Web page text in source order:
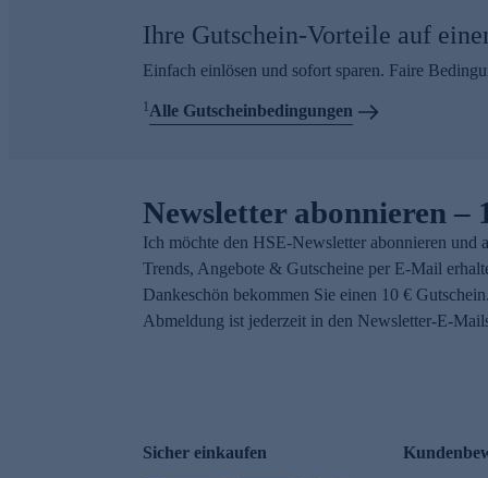
Ihre Gutschein-Vorteile auf
Einfach einlösen und sofort sparen. Faire
1Alle Gutscheinbedingungen
Newsletter abonnieren –
Ich möchte den HSE-Newsletter abonnieren und
Trends, Angebote & Gutscheine per E-Mail
Dankeschön bekommen Sie einen 10 €
Abmeldung ist jederzeit in den Newsletter-E-
Sicher einkaufen